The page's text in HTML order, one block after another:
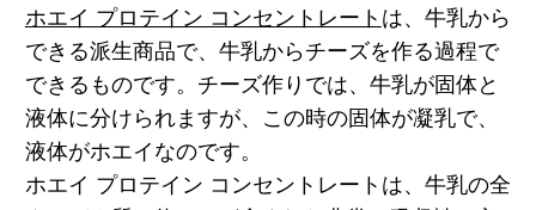
ホエイ プロテイン コンセントレート は、牛乳から
できる派生商品で、牛乳からチーズを作る過程で
できるものです。チーズ作りでは、牛乳が固体と
液体に分けられますが、この時の固体が凝乳で、
液体がホエイなのです。
ホエイ プロテイン コンセントレートは、牛乳の全